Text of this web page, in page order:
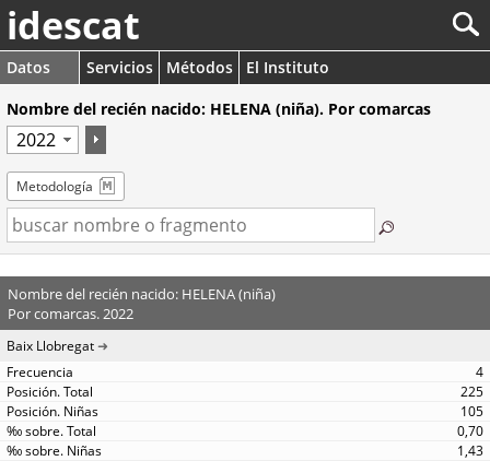
idescat
Datos Servicios Métodos
El Instituto
Nombre del recién nacido: HELENA (niña). Por comarcas
Metodología
Nombre del recién nacido: HELENA (niña)
Por comarcas. 2022
Baix Llobregat
4
225
105
0,70
1,43